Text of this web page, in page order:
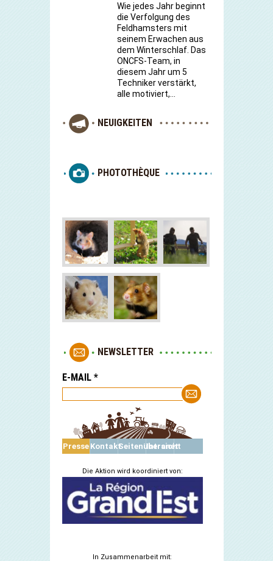
Wie jedes Jahr beginnt
die Verfolgung des
Feldhamsters mit
seinem Erwachen aus
dem Winterschlaf. Das
ONCFS-Team, in
diesem Jahr um 5
Techniker verstärkt,
alle motiviert,…
NEUIGKEITEN
PHOTOTHÈQUE
NEWSLETTER
E-MAIL *
Presse KontaktSeitenübersicht
Intranet
Die Aktion wird koordiniert von:
In Zusammenarbeit mit: